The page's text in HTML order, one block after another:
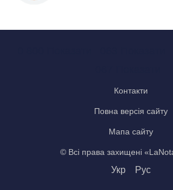
Контакти
Повна версія сайту
Мапа сайту
© Всі права захищені
Укр Рус